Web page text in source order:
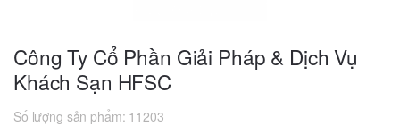
Công Ty Cổ Phần Giải Pháp & Dịch Vụ
Khách Sạn HFSC
Số lượng sản phẩm: 11203